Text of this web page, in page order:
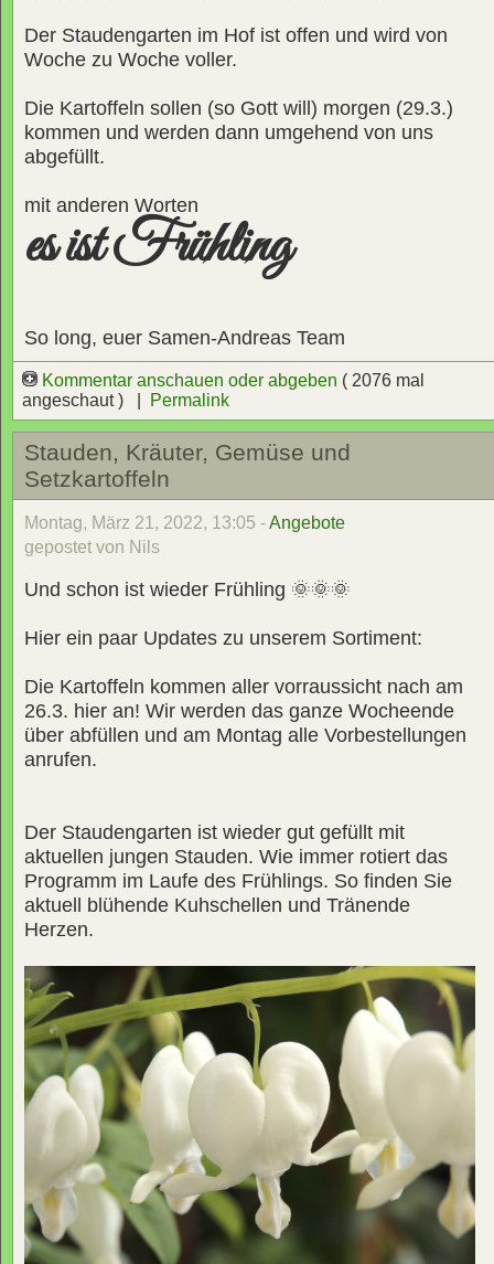
Der Staudengarten im Hof ist offen und wird von
Woche zu Woche voller.
Die Kartoffeln sollen (so Gott will) morgen (29.3.)
kommen und werden dann umgehend von uns
abgefüllt.
mit anderen Worten
es ist Frühling
So long, euer Samen-Andreas Team
Kommentar anschauen oder abgeben ( 2076 mal
angeschaut ) |
Permalink
Stauden, Kräuter, Gemüse und
Setzkartoffeln
Montag, März 21, 2022, 13:05 -Angebote
gepostet von Nils
Und schon ist wieder Frühling 🌞🌞🌞
Hier ein paar Updates zu unserem Sortiment:
Die Kartoffeln kommen aller vorraussicht nach am
26.3. hier an! Wir werden das ganze Wocheende
über abfüllen und am Montag alle Vorbestellungen
anrufen.
Der Staudengarten ist wieder gut gefüllt mit
aktuellen jungen Stauden. Wie immer rotiert das
Programm im Laufe des Frühlings. So finden Sie
aktuell blühende Kuhschellen und Tränende
Herzen.